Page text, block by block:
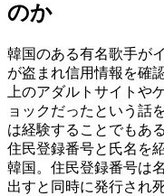
のか
韓国のある有名歌手が
が盗まれ信用情報を確
上のアダルトサイトや
ョックだったという話
は経験することでもあ
住民登録番号と氏名を
韓国。住民登録番号は
出すと同時に発行され